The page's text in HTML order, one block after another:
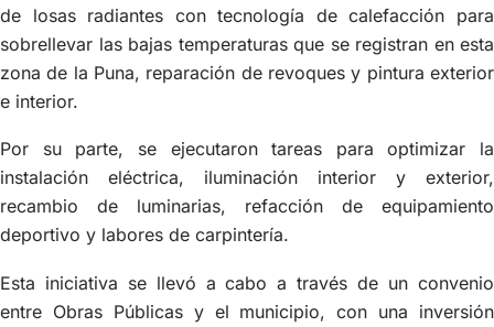
de losas radiantes con tecnología de calefacción para
sobrellevar las bajas temperaturas que se registran en esta
zona de la Puna, reparación de revoques y pintura exterior
e interior.
Por su parte, se ejecutaron tareas para optimizar la
instalación eléctrica, iluminación interior y exterior,
recambio de luminarias, refacción de equipamiento
deportivo y labores de carpintería.
Esta iniciativa se llevó a cabo a través de un convenio
entre Obras Públicas y el municipio, con una inversión